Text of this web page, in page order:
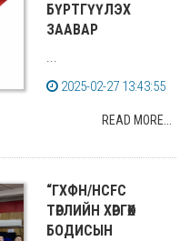
БҮРТГҮҮЛЭХ
ЗААВАР
...
2025-02-27 13:43:55
READ MORE...
“ГХФН/HCFC
ТӨРЛИЙН ХӨРГӨХ
БОДИСЫН